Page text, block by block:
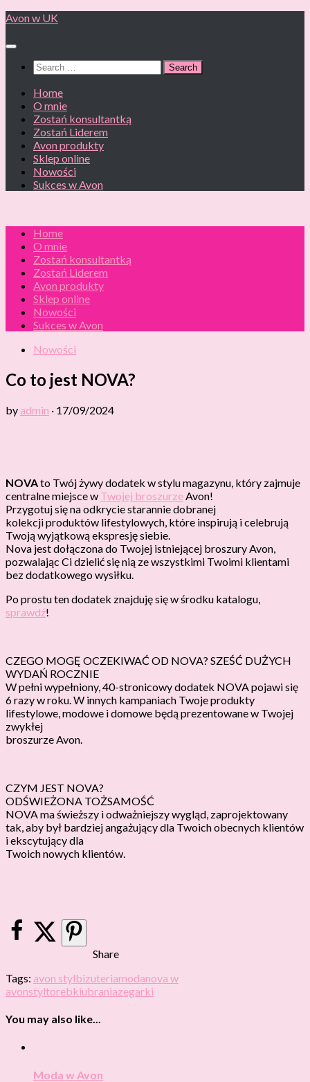
Skip
content
Avon w UK
Search
for:
Home
O mnie
Zostań konsultantką
Zostań Liderem
Avon produkty
Sklep online
Nowości
Sukces w Avon
Home
O mnie
Zostań konsultantką
Zostań Liderem
Avon produkty
Sklep online
Nowości
Sukces w Avon
Nowości
Co to jest NOVA?
by admin · 17/09/2024
NOVAto Twój żywy dodatek w stylu magazynu, który zajmuje
centralne miejsce w Twojej broszurzeAvon!
Przygotuj się na odkrycie starannie dobranej
kolekcji produktów lifestylowych, które inspirują i celebrują
Twoją wyjątkową ekspresję siebie.
Nova jest dołączona do Twojej istniejącej broszury Avon,
pozwalając Ci dzielić się nią ze wszystkimi Twoimi klientami
bez dodatkowego wysiłku.
Po prostu ten dodatek znajduję się w środku katalogu,
sprawdź!
CZEGO MOGĘ OCZEKIWAĆ OD NOVA? SZEŚĆ DUŻYCH
WYDAŃ ROCZNIE
W pełni wypełniony, 40-stronicowy dodatek NOVA pojawi się
6 razy w roku. W innych kampaniach Twoje produkty
lifestylowe, modowe i domowe będą prezentowane w Twojej
zwykłej
broszurze Avon.
CZYM JEST NOVA?
ODŚWIEŻONA TOŻSAMOŚĆ
NOVA ma świeższy i odważniejszy wygląd, zaprojektowany
tak, aby był bardziej angażujący dla Twoich obecnych klientów
i ekscytujący dla
Twoich nowych klientów.
Share
Tags: avon stylbizuteriamodanova w
avonstyltorebkiubraniazegarki
You may also like...
Moda w Avon